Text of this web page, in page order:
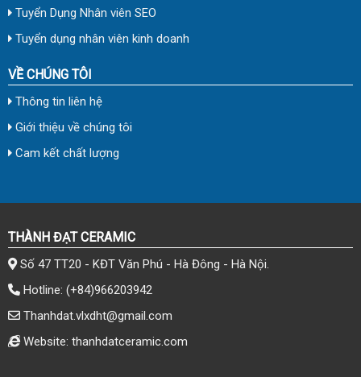
Tuyển Dụng Nhân viên SEO
Tuyển dụng nhân viên kinh doanh
VỀ CHÚNG TÔI
Thông tin liên hệ
Giới thiệu về chúng tôi
Cam kết chất lượng
THÀNH ĐẠT CERAMIC
Số 47 TT20 - KĐT Văn Phú - Hà Đông - Hà Nội.
Hotline: (+84)966203942
Thanhdat.vlxdht@gmail.com
Website: thanhdatceramic.com